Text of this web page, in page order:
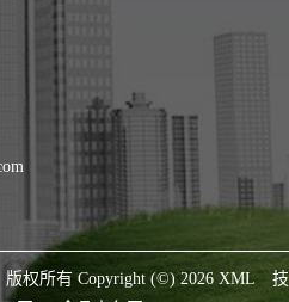
版权所有 Copyright (©) 2026 XML
技